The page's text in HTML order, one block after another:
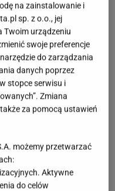
na zainstalowanie i
sp. z o.o., jej
Twoim urządzeniu
swoje preferencje
do zarządzania
danych poprzez
stopce serwisu i
Zmiana
za pomocą ustawień
możemy przetwarzać
Aktywne
do celów